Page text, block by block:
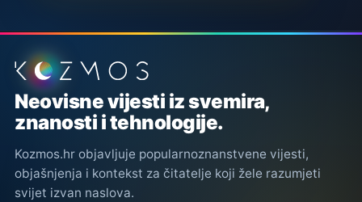
Podnožje stranice
Neovisne vijesti iz svemira,
znanosti i tehnologije.
Kozmos.hr objavljuje popularnoznanstvene vijesti,
objašnjenja i kontekst za čitatelje koji žele razumjeti
svijet izvan naslova.